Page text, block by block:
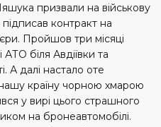
призвали на військову
контракт на
Пройшов три місяці
біля Авдіївки та
А далі настало оте
краї­ну чорною хмарою
у вирі цього страшного
на бронеавтомобілі.